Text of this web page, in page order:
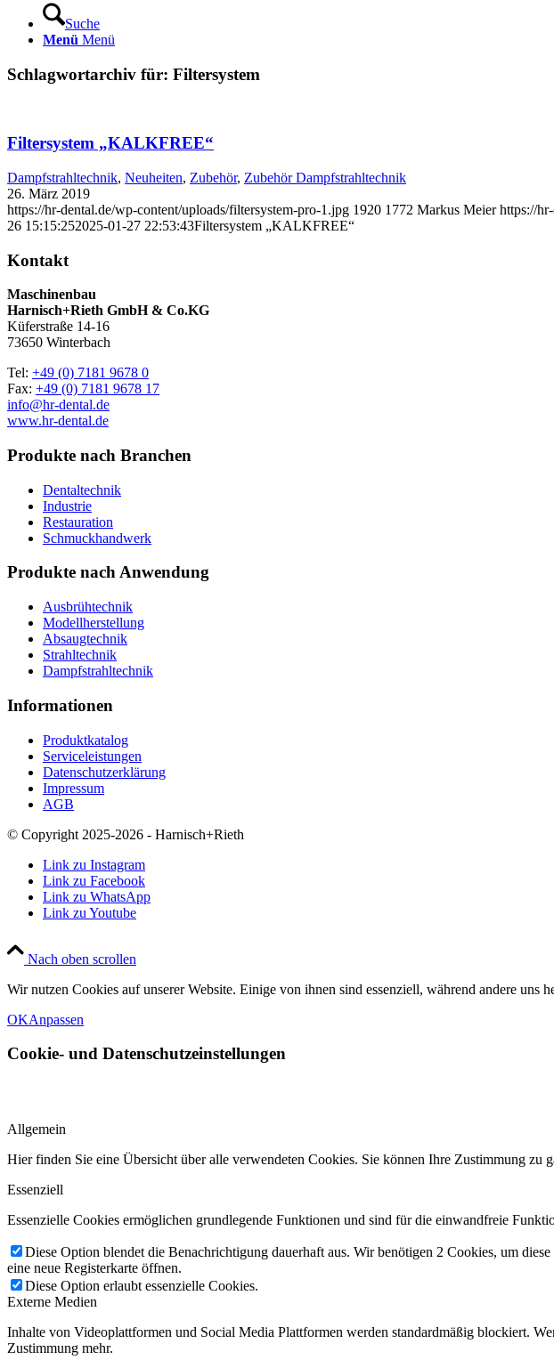
Suche
Menü Menü
Schlagwortarchiv für: Filtersystem
Filtersystem „KALKFREE“
Dampfstrahltechnik, Neuheiten, Zubehör, Zubehör Dampfstrahltechnik
26. März 2019
https://hr-dental.de/wp-content/uploads/filtersystem-pro-1.jpg 1920 1772 Markus Meier https://
26 15:15:252025-01-27 22:53:43Filtersystem „KALKFREE“
Kontakt
Maschinenbau
Harnisch+Rieth GmbH & Co.KG
Küferstraße 14-16
73650 Winterbach
Tel: +49 (0) 7181 9678 0
Fax: +49 (0) 7181 9678 17
info@hr-dental.de
www.hr-dental.de
Produkte nach Branchen
Dentaltechnik
Industrie
Restauration
Schmuckhandwerk
Produkte nach Anwendung
Ausbrühtechnik
Modellherstellung
Absaugtechnik
Strahltechnik
Dampfstrahltechnik
Informationen
Produktkatalog
Serviceleistungen
Datenschutzerklärung
Impressum
AGB
© Copyright 2025-2026 - Harnisch+Rieth
Link zu Instagram
Link zu Facebook
Link zu WhatsApp
Link zu Youtube
Nach oben scrollen
Wir nutzen Cookies auf unserer Website. Einige von ihnen sind essenziell, während andere uns
OKAnpassen
Cookie- und Datenschutzeinstellungen
Allgemein
Hier finden Sie eine Übersicht über alle verwendeten Cookies. Sie können Ihre Zustimmung
Essenziell
Essenzielle Cookies ermöglichen grundlegende Funktionen und sind für die einwandfreie
Diese Option blendet die Benachrichtigung dauerhaft aus. Wir benötigen 2 Cookies, um
eine neue Registerkarte öffnen.
Diese Option erlaubt essenzielle Cookies.
Externe Medien
Inhalte von Videoplattformen und Social Media Plattformen werden standardmäßig blockiert.
Zustimmung mehr.